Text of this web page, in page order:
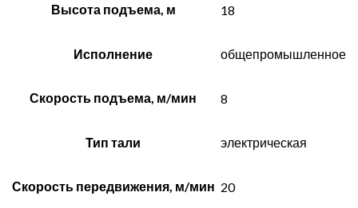
Высота подъема, м 18
Исполнение общепромышленное
Скорость подъема, м/мин 8
Тип тали электрическая
Скорость передвижения, м/мин 20